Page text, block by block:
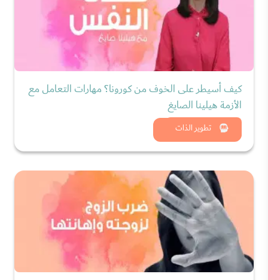
تطوير الذات
كيف أسيطر على الخوف من كورونا؟ مهارات التعامل مع
الأزمة هيلينا الصايغ
شاهد الان